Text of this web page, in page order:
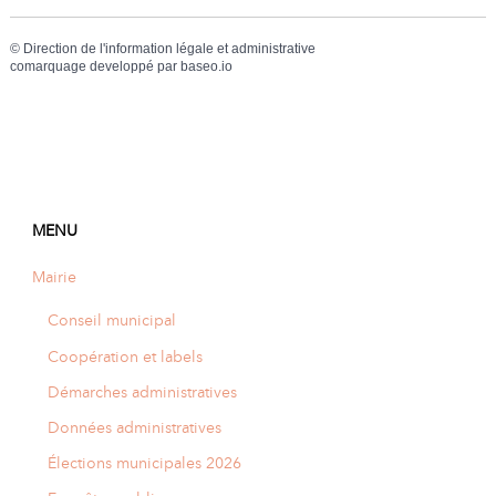
© Direction de l'information légale et administrative
comarquage developpé par baseo.io
MENU
Mairie
Conseil municipal
Coopération et labels
Démarches administratives
Données administratives
Élections municipales 2026